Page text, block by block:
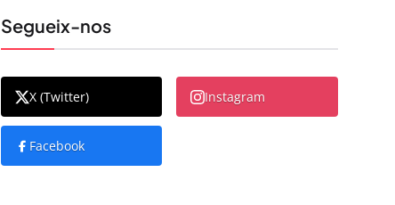
Segueix-nos
X (Twitter) Instagram
Facebook